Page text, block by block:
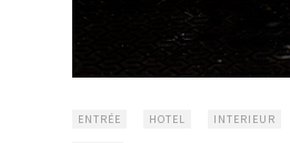
ENTRÉE HOTEL INTERIEUR